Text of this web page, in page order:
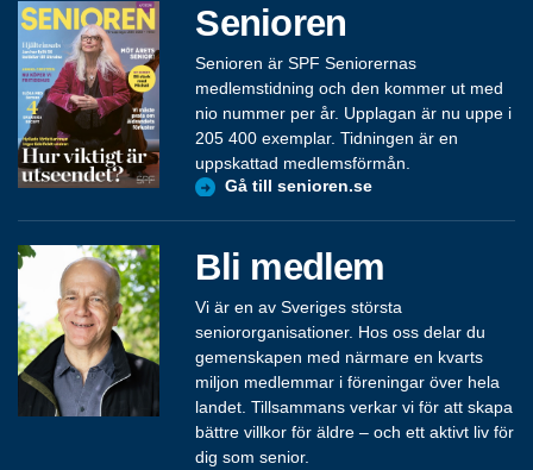
Senioren
Senioren är SPF Seniorernas
medlemstidning och den kommer ut med
nio nummer per år. Upplagan är nu uppe i
205 400 exemplar. Tidningen är en
uppskattad medlemsförmån.
Gå till senioren.se
Bli medlem
Vi är en av Sveriges största
seniororganisationer. Hos oss delar du
gemenskapen med närmare en kvarts
miljon medlemmar i föreningar över hela
landet. Tillsammans verkar vi för att skapa
bättre villkor för äldre – och ett aktivt liv för
dig som senior.